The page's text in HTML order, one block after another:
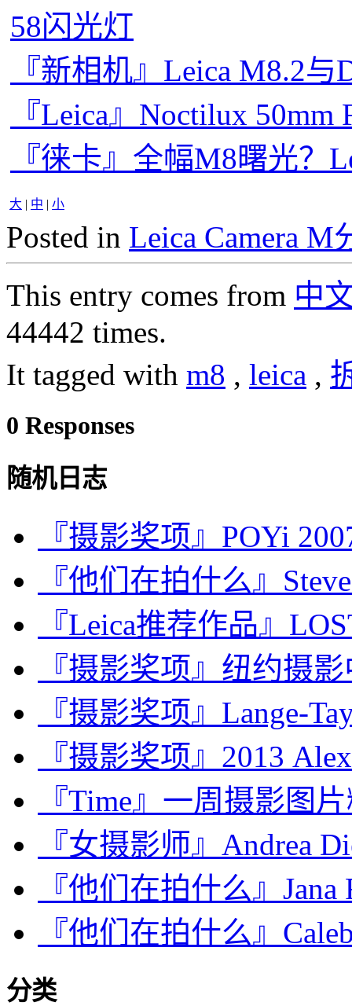
58闪光灯
『新相机』Leica M8.2
『Leica』Noctilux
『徕卡』全幅M8曙光？
大 | 中 | 小
Posted in Leica Camera M
This entry comes from 中
44442 times.
It tagged with m8 , leica ,
0 Responses
随机日志
『摄影奖项』POYi
『他们在拍什么』
『Leica推荐作品』
『摄影奖项』纽约摄
『摄影奖项』Lange-
『摄影奖项』2013
『Time』一周摄影图
『女摄影师』Andrea
『他们在拍什么』
『他们在拍什么』
分类